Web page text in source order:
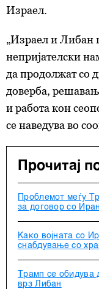
Израел.
„Израел и Либан
непријателски
да продолжат со
доверба,
и работа кон
се наведува во
Прочитај
Проблемот меѓу
за договор со Иран
Како војната со
снабдување со
Трамп се обидува
врз Либан